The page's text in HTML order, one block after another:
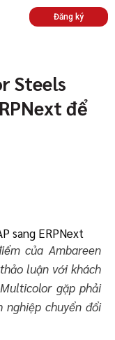
Đăng ký
Steels
để
của Ambareen
luận với khách
gặp phải
nghiệp chuyển đổi